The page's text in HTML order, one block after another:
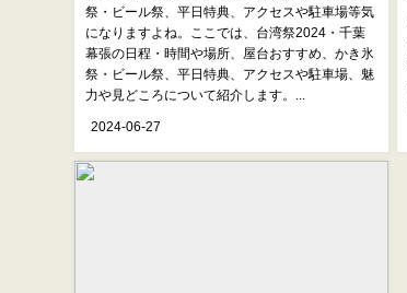
祭・ビール祭、平日特典、アクセスや駐車場等気
になりますよね。ここでは、台湾祭2024・千葉
幕張の日程・時間や場所、屋台おすすめ、かき氷
祭・ビール祭、平日特典、アクセスや駐車場、魅
力や見どころについて紹介します。...
2024-06-27